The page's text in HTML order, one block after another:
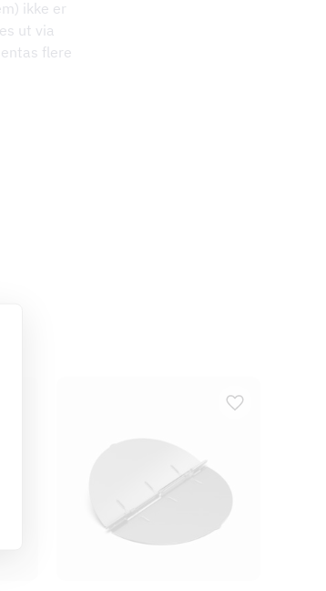
ikke er
ut via
flere